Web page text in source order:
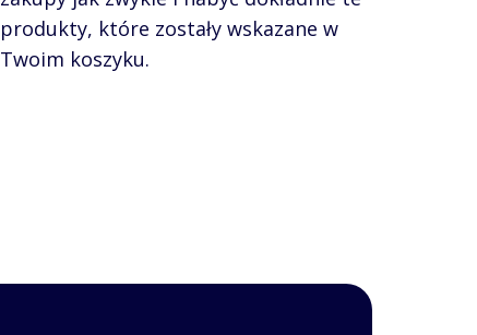
produkty, które zostały wskazane w
Twoim koszyku.